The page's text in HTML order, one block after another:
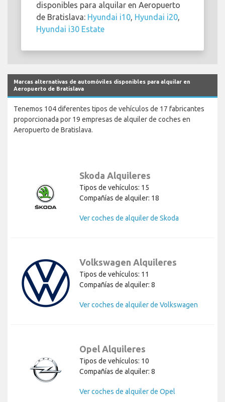
disponibles para alquilar en Aeropuerto
de Bratislava: Hyundai i10, Hyundai i20,
Hyundai i30 Estate
Marcas alternativas de automóviles disponibles para alquilar en
Aeropuerto de Bratislava
Tenemos 104 diferentes tipos de vehículos de 17 fabricantes
proporcionada por 19 empresas de alquiler de coches en
Aeropuerto de Bratislava.
Skoda Alquileres
Tipos de vehículos: 15
Compañías de alquiler: 18
Ver coches de alquiler de Skoda
Volkswagen Alquileres
Tipos de vehículos: 11
Compañías de alquiler: 8
Ver coches de alquiler de Volkswagen
Opel Alquileres
Tipos de vehículos: 10
Compañías de alquiler: 8
Ver coches de alquiler de Opel